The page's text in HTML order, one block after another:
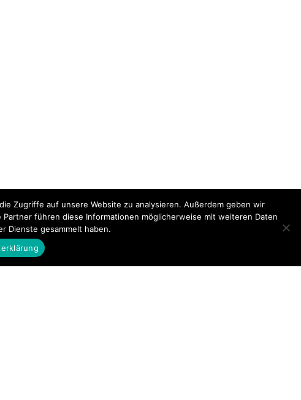
Zugriffe auf unsere Website zu analysieren. Außerdem geben wir
führen diese Informationen möglicherweise mit weiteren Daten
Dienste gesammelt haben.